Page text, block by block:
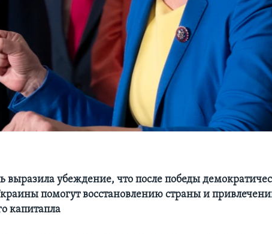
выразила убеждение, что после победы
помогут восстановлению страны и
капитапла